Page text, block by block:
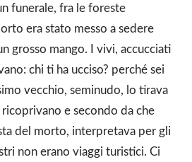
funerale, fra le foreste
era stato messo a sedere
grosso mango. I vivi, accucciati
chi ti ha ucciso? perché sei
vecchio, seminudo, lo tirava
e secondo da che
del morto, interpretava per gli
non erano viaggi turistici. Ci